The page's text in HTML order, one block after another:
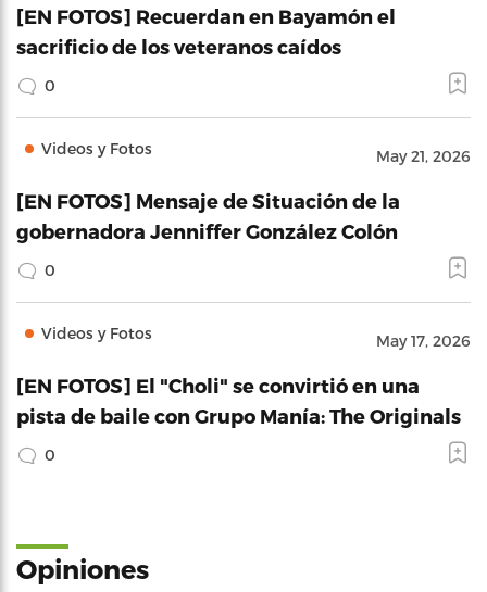
[EN FOTOS] Recuerdan en Bayamón el
sacrificio de los veteranos caídos
0
Videos y Fotos May 21, 2026
[EN FOTOS] Mensaje de Situación de la
gobernadora Jenniffer González Colón
0
Videos y Fotos May 17, 2026
[EN FOTOS] El "Choli" se convirtió en una
pista de baile con Grupo Manía: The Originals
0
Opiniones